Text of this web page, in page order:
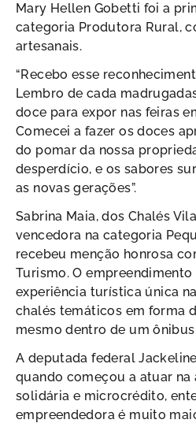
Mary Hellen Gobetti foi a
categoria Produtora Rural,
artesanais.
“Recebo esse
Lembro de cada
doce para expor nas feiras
Comecei a fazer os doces
do pomar da nossa
desperdício, e os sabores
as novas gerações”.
Sabrina Maia, dos Chalés
vencedora na categoria
recebeu menção honrosa
Turismo. O
experiência turística única
chalés temáticos em forma
mesmo dentro de um
A deputada federal
quando começou a atuar na
solidária e microcrédito,
empreendedora é muito